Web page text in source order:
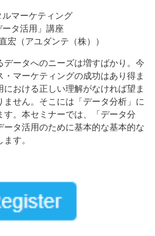
ルマーケティング
ータ活用」講座
宏（アユダンテ（株））
ータへのニーズは増すばかり。今
マーケティングの成功はあり得ま
おける正しい理解がなければ望ま
ません。そこには「データ分析」に
。本セミナーでは、「データ分
タ活用のために基本的な基本的な
す。